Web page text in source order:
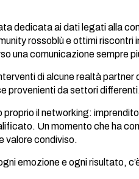
dedicata ai dati legati alla
rossoblù e ottimi
una comunicazione sempre
di alcune realtà
provenienti da settori differenti.
il networking:
Un momento che ha
valore condiviso.
emozione e ogni risultato,